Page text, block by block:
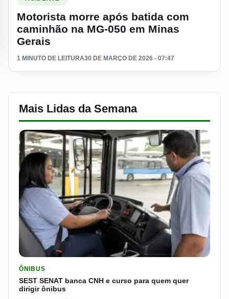
Motorista morre após batida com
caminhão na MG-050 em Minas
Gerais
1 MINUTO DE LEITURA30 DE MARÇO DE 2026 - 07:47
Mais Lidas da Semana
ÔNIBUS
SEST SENAT banca CNH e curso para quem quer
dirigir ônibus